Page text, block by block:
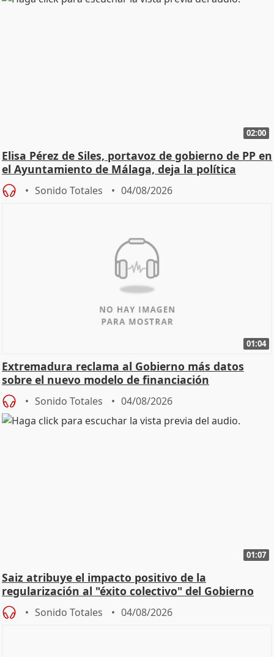
02:00
Elisa Pérez de Siles, portavoz de gobierno de PP en
el Ayuntamiento de Málaga, deja la política
Sonido Totales 04/08/2026
01:04
Extremadura reclama al Gobierno más datos
sobre el nuevo modelo de financiación
Sonido Totales 04/08/2026
01:07
Saiz atribuye el impacto positivo de la
regularización al "éxito colectivo" del Gobierno
Sonido Totales 04/08/2026